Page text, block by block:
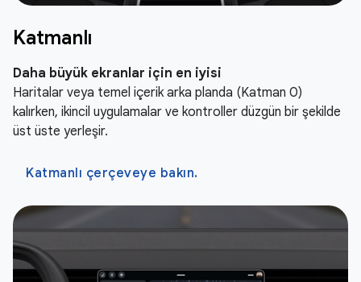
Katmanlı
Daha büyük ekranlar için en iyisi
Haritalar veya temel içerik arka planda (Katman 0)
kalırken, ikincil uygulamalar ve kontroller düzgün bir şekilde
üst üste yerleşir.
Katmanlı çerçeveye bakın.